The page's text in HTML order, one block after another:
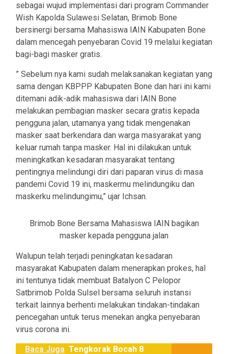
sebagai wujud implementasi dari program Commander
Wish Kapolda Sulawesi Selatan, Brimob Bone
bersinergi bersama Mahasiswa IAIN Kabupaten Bone
dalam mencegah penyebaran Covid 19 melalui kegiatan
bagi-bagi masker gratis.
” Sebelum nya kami sudah melaksanakan kegiatan yang
sama dengan KBPPP Kabupaten Bone dan hari ini kami
ditemani adik-adik mahasiswa dari IAIN Bone
melakukan pembagian masker secara gratis kepada
pengguna jalan, utamanya yang tidak mengenakan
masker saat berkendara dan warga masyarakat yang
keluar rumah tanpa masker. Hal ini dilakukan untuk
meningkatkan kesadaran masyarakat tentang
pentingnya melindungi diri dari paparan virus di masa
pandemi Covid 19 ini, maskermu melindungiku dan
maskerku melindungimu,” ujar Ichsan.
Brimob Bone Bersama Mahasiswa IAIN bagikan
masker kepada pengguna jalan
Walupun telah terjadi peningkatan kesadaran
masyarakat Kabupaten dalam menerapkan prokes, hal
ini tentunya tidak membuat Batalyon C Pelopor
Satbrimob Polda Sulsel bersama seluruh instansi
terkait lainnya berhenti melakukan tindakan-tindakan
pencegahan untuk terus menekan angka penyebaran
virus corona ini.
Baca Juga Tengkorak Bocah 8